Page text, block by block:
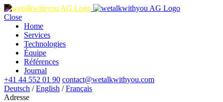
Close
Home
Services
Technologies
Équipe
Références
Journal
+41 44 552 01 90 contact@wetalkwithyou.com
Deutsch /English /Français
Adresse